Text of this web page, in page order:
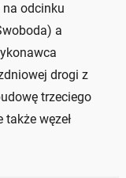
odcinku
a
drogi z
trzeciego
węzeł